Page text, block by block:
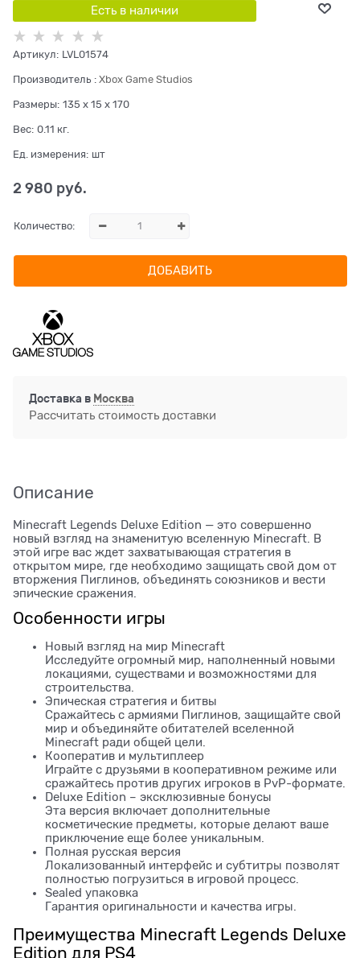
Есть в наличии
Артикул: LVL01574
Производитель : Xbox Game Studios
Размеры: 135 x 15 x 170
Вес: 0.11 кг.
Ед. измерения: шт
2 980 руб.
Количество:
ДОБАВИТЬ
Доставка в Москва
Рассчитать стоимость доставки
Описание
Minecraft Legends Deluxe Edition — это совершенно
новый взгляд на знаменитую вселенную Minecraft. В
этой игре вас ждет захватывающая стратегия в
открытом мире, где необходимо защищать свой дом от
вторжения Пиглинов, объединять союзников и вести
эпические сражения.
Особенности игры
Новый взгляд на мир Minecraft
Исследуйте огромный мир, наполненный новыми
локациями, существами и возможностями для
строительства.
Эпическая стратегия и битвы
Сражайтесь с армиями Пиглинов, защищайте свой
мир и объединяйте обитателей вселенной
Minecraft ради общей цели.
Кооператив и мультиплеер
Играйте с друзьями в кооперативном режиме или
сражайтесь против других игроков в PvP-формате.
Deluxe Edition – эксклюзивные бонусы
Эта версия включает дополнительные
косметические предметы, которые делают ваше
приключение еще более уникальным.
Полная русская версия
Локализованный интерфейс и субтитры позволят
полностью погрузиться в игровой процесс.
Sealed упаковка
Гарантия оригинальности и качества игры.
Преимущества Minecraft Legends Deluxe
Edition для PS4